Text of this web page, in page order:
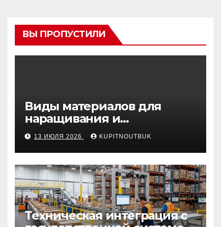
ВЫ ПРОПУСТИЛИ
Виды материалов для
наращивания и
моделирования ногтей
13 ИЮЛЯ 2026 KUPITNOUTBUK
Техническая интеграция с